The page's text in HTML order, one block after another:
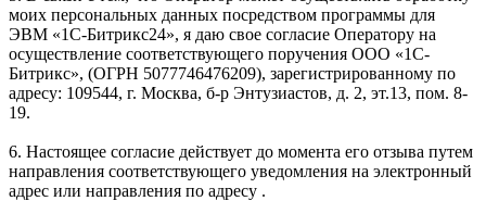
моих персональных данных посредством программы для
ЭВМ «1С-Битрикс24», я даю свое согласие Оператору на
осуществление соответствующего поручения ООО «1С-
Битрикс», (ОГРН 5077746476209), зарегистрированному по
адресу: 109544, г. Москва, б-р Энтузиастов, д. 2, эт.13, пом. 8-
19.
6. Настоящее согласие действует до момента его отзыва путем
направления соответствующего уведомления на электронный
адрес или направления по адресу .